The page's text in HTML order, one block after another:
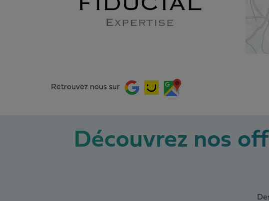
Retrouvez nous sur
Découvrez nos